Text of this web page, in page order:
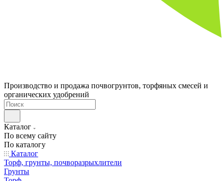
Производство и продажа почвогрунтов, торфяных смесей и
органических удобрений
Каталог
По всему сайту
По каталогу
Каталог
Торф, грунты, почворазрыхлители
Грунты